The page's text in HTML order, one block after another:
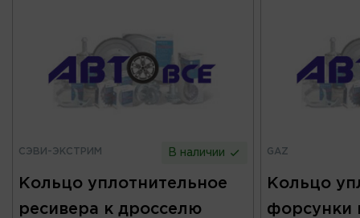
СЭВИ-ЭКСТРИМ В наличии
Кольцо уплотнительное
ресивера к дросселю
GAZ
Кольцо
форсунки